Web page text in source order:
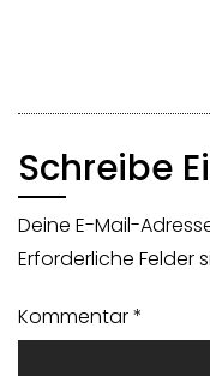
Schreibe
Deine E-Mail-
Erforderliche Felder
Kommentar*